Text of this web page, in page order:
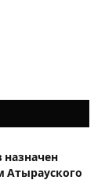
Атырауского